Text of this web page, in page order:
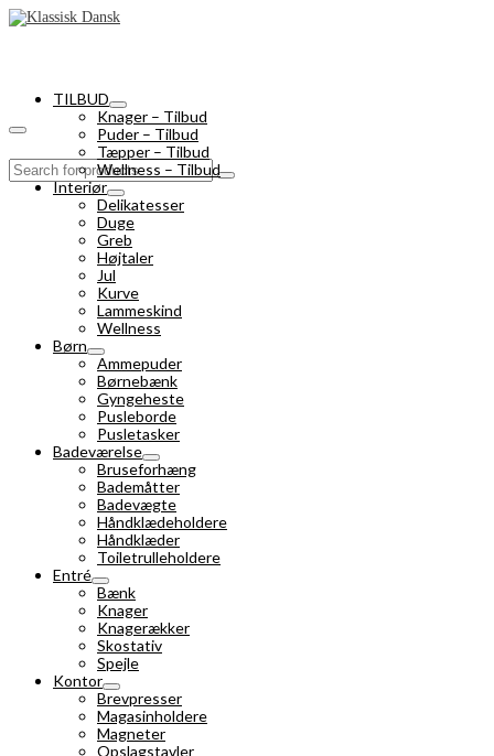
Search
for:
TILBUD
Knager – Tilbud
Puder – Tilbud
Tæpper – Tilbud
Wellness – Tilbud
Interiør
Delikatesser
Duge
Greb
Højtaler
Jul
Kurve
Lammeskind
Wellness
Børn
Ammepuder
Børnebænk
Gyngeheste
Pusleborde
Pusletasker
Badeværelse
Bruseforhæng
Bademåtter
Badevægte
Håndklædeholdere
Håndklæder
Toiletrulleholdere
Entré
Bænk
Knager
Knagerækker
Skostativ
Spejle
Kontor
Brevpresser
Magasinholdere
Magneter
Opslagstavler